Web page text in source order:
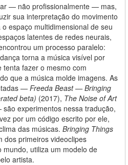
— não profissionalmente — mas,
sua interpretação do movimento
espaço multidimensional de seu
latentes de redes neurais,
um processo paralelo:
torna a música visível por
fazer o mesmo com
que a música molde imagens. As
— Freeda Beast — Bringing
beta) (2017), The Noise of Art
experimentos nessa tradução,
por um código escrito por ele,
das músicas. Bringing Things
dos primeiros videoclipes
utiliza um modelo de
artista.